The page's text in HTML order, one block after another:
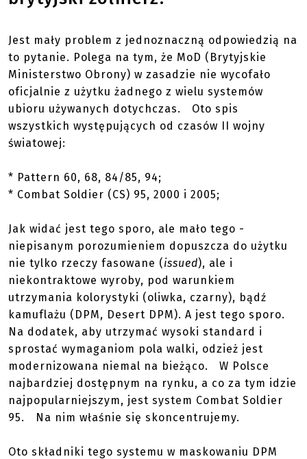
Jest mały problem z jednoznaczną odpowiedzią na
to pytanie. Polega na tym, że MoD (Brytyjskie
Ministerstwo Obrony) w zasadzie nie wycofało
oficjalnie z użytku żadnego z wielu systemów
ubioru używanych dotychczas. Oto spis
wszystkich występujących od czasów II wojny
światowej:
* Pattern 60, 68, 84/85, 94;
* Combat Soldier (CS) 95, 2000 i 2005;
Jak widać jest tego sporo, ale mało tego -
niepisanym porozumieniem dopuszcza do użytku
nie tylko rzeczy fasowane (issued), ale i
niekontraktowe wyroby, pod warunkiem
utrzymania kolorystyki (oliwka, czarny), bądź
kamuflażu (DPM, Desert DPM). A jest tego sporo.
Na dodatek, aby utrzymać wysoki standard i
sprostać wymaganiom pola walki, odzież jest
modernizowana niemal na bieżąco. W Polsce
najbardziej dostępnym na rynku, a co za tym idzie
najpopularniejszym, jest system Combat Soldier
95. Na nim właśnie się skoncentrujemy.
Oto składniki tego systemu w maskowaniu DPM